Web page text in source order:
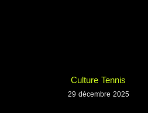
Culture Tennis
29 décembre 2025